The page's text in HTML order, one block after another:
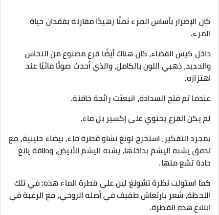
كان الإضرار بأساس المرء ثمنًا زهيدًا مقارنة بفقدان حياة
المرء.
داخل كيس الفضاء، كان هناك أيضًا قرع مصنوع من النحاس
والحديد، ذهبي اللون بالكامل، والذي أحدث صوتًا مائيًا عند
اهتزازه.
عندما تم فتح السدادة، انبعثت رائحة خافتة.
لم يكن القرع يحتوي على إكسير بل ماء.
بمجرد التفكير، استخرج لونغ تشاو قطرة ماء، بيضاء حليبية، مع
تدفق يشبه اليشم بداخلها، يشبه اليشم الأبيض، وطاقة يانغ
حادة تشع منها.
كما استولت نظرة تشونغ لين على قطرة الماء هذه؛ في تلك
اللحظة، شعر بارتعاش طفيف في أصله الروحي، مع الرغبة في
ابتلاع هذه القطرة.